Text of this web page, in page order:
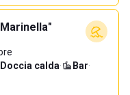
Doccia calda· Bar·